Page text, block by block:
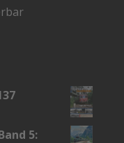
5: